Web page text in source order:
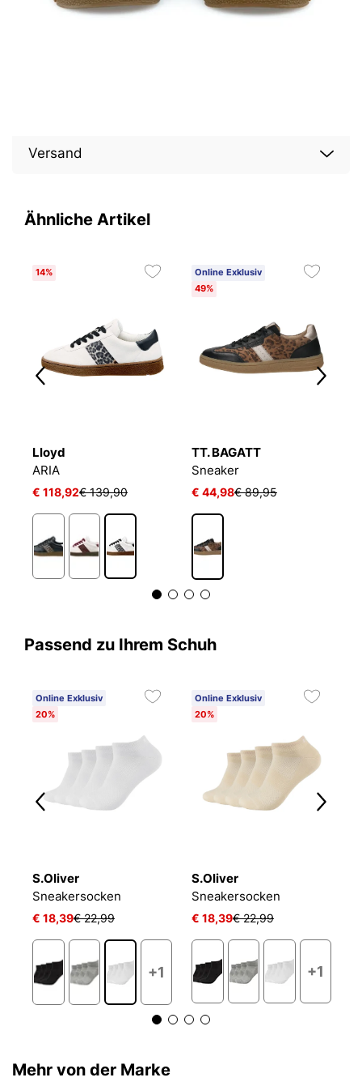
Versand
Ähnliche Artikel
14%
Lloyd
ARIA
€ 118,92€ 139,90
Online Exklusiv
49%
TT. BAGATT
Sneaker
€ 44,98€ 89,95
Passend zu Ihrem Schuh
Online Exklusiv
20%
S.Oliver
Sneakersocken
€ 18,39€ 22,99
+1
Online Exklusiv
20%
S.Oliver
Sneakersocken
€ 18,39€ 22,99
+1
Mehr von der Marke